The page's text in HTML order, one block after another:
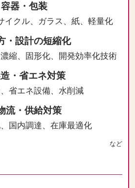
器・包装
イクル、ガラス、紙、軽量化
・設計の短縮化
縮、固形化、開発効率化技術
・省エネ対策
省エネ設備、水削減
流・供給対策
国内調達、在庫最適化
など